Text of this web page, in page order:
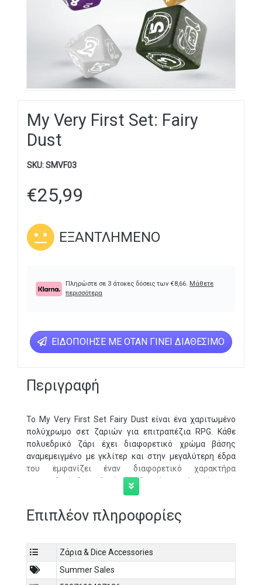
My Very First Set: Fairy
Dust
SKU:SMVF03
€25,99
ΕΞΑΝΤΛΗΜΈΝΟ
Πληρώστε σε 3 άτοκες δόσεις των €8,66. Μάθετε
περισσότερα
ΕΙΔΟΠΟΊΗΣΕ ΜΕ ΌΤΑΝ ΓΊΝΕΙ ΔΙΑΘΈΣΙΜΟ
Περιγραφή
Το My Very First Set Fairy Dust είναι ένα χαριτωμένο
πολύχρωμο σετ ζαριών για επιτραπέζια RPG. Κάθε
πολυεδρικό ζάρι έχει διαφορετικό χρώμα βάσης
αναμεμειγμένο με γκλίτερ και στην μεγαλύτερη έδρα
του εμφανίζει έναν διαφορετικό χαρακτήρα
παραμυθιού. Οι αριθμοί είναι βαμμένοι σε λευκό και το
σετ περιλαμβάνει συνολικά 7 ζάρια από πλαστικό.
Επιπλέον πληροφορίες
Ζάρια & Dice Accessories
Summer Sales